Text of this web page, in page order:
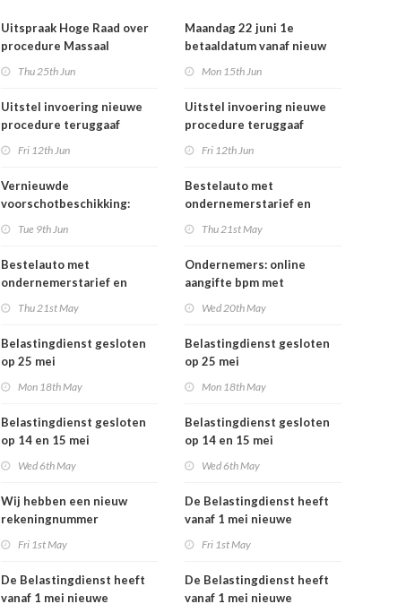
Uitspraak Hoge Raad over
procedure Massaal
Thu 25th Jun
Uitstel invoering nieuwe
procedure teruggaaf
Fri 12th Jun
Vernieuwde
voorschotbeschikking:
Tue 9th Jun
Bestelauto met
ondernemerstarief en
tijdelijk minder
motorrijtuigenbelasting
Thu 21st May
Belastingdienst gesloten
op 25 mei
Mon 18th May
Belastingdienst gesloten
op 14 en 15 mei
Wed 6th May
Wij hebben een nieuw
rekeningnummer
Fri 1st May
De Belastingdienst heeft
vanaf 1 mei nieuwe
Maandag 22 juni 1e
betaaldatum vanaf nieuw
Mon 15th Jun
Uitstel invoering nieuwe
procedure teruggaaf
Fri 12th Jun
Bestelauto met
ondernemerstarief en
tijdelijk minder
motorrijtuigenbelasting
Thu 21st May
Ondernemers: online
aangifte bpm met
Wed 20th May
Belastingdienst gesloten
op 25 mei
Mon 18th May
Belastingdienst gesloten
op 14 en 15 mei
Wed 6th May
De Belastingdienst heeft
vanaf 1 mei nieuwe
Fri 1st May
De Belastingdienst heeft
vanaf 1 mei nieuwe